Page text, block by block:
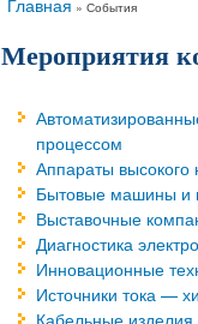
Вы здесь
Главная » События
Мероприятия
процессом
Аппараты
Бытовые машины и
Выставочные
Диагностика
Инновационные
Источники тока —